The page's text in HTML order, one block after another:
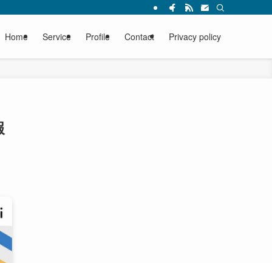
Home Service Profile Contact Privacy policy